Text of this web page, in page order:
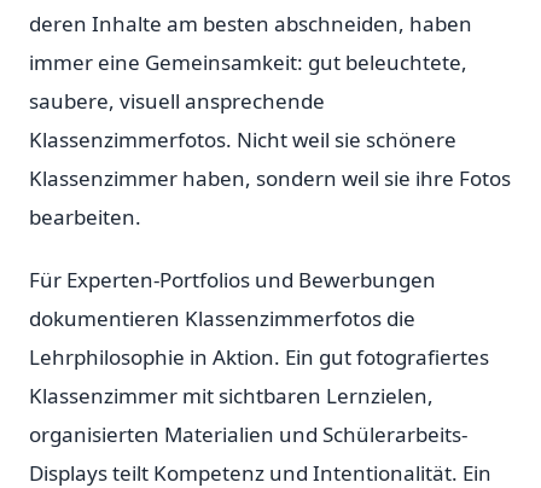
deren Inhalte am besten abschneiden, haben
immer eine Gemeinsamkeit: gut beleuchtete,
saubere, visuell ansprechende
Klassenzimmerfotos. Nicht weil sie schönere
Klassenzimmer haben, sondern weil sie ihre Fotos
bearbeiten.
Für Experten-Portfolios und Bewerbungen
dokumentieren Klassenzimmerfotos die
Lehrphilosophie in Aktion. Ein gut fotografiertes
Klassenzimmer mit sichtbaren Lernzielen,
organisierten Materialien und Schülerarbeits-
Displays teilt Kompetenz und Intentionalität. Ein